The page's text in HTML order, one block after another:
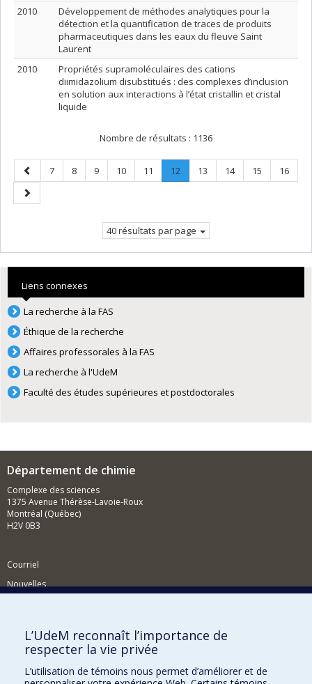
2010
Développement de méthodes analytiques pour la
détection et la quantification de traces de produits
pharmaceutiques dans les eaux du fleuve Saint
Laurent
2010
Propriétés supramoléculaires des cations
diimidazolium disubstitués : des complexes d’inclusion
en solution aux interactions à l’état cristallin et cristal
liquide
Nombre de résultats : 1136
Page
précédente
Page
7 Page
8 Page
9 Page
10 Page
11 Page
12
Page
Page
13 Page
14 Page
15 Page
16
Page
suivante
40 résultats par page
Liens connexes
La recherche à la FAS
Éthique de la recherche
Affaires professorales à la FAS
La recherche à l'UdeM
Faculté des études supérieures et postdoctorales
Département de chimie
Complexe des sciences
1375 Avenue Thérèse-Lavoie-Roux
Montréal (Québec)
H2V 0B3
Courriel
Nouvelles
Comment soutenir le Département?
BESOIN D'AIDE?
Plan du site
L’UdeM reconnaît l’importance de
respecter la vie privée
L’utilisation de témoins nous permet d’améliorer et de